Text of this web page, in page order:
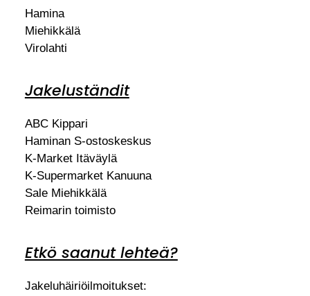
Hamina
Miehikkälä
Virolahti
Jakeluständit
ABC Kippari
Haminan S-ostoskeskus
K-Market Itäväylä
K-Supermarket Kanuuna
Sale Miehikkälä
Reimarin toimisto
Etkö saanut lehteä?
Jakeluhäiriöilmoitukset: